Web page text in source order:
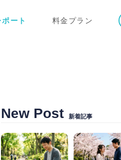
ート 料金プラン
New Post 新着記事